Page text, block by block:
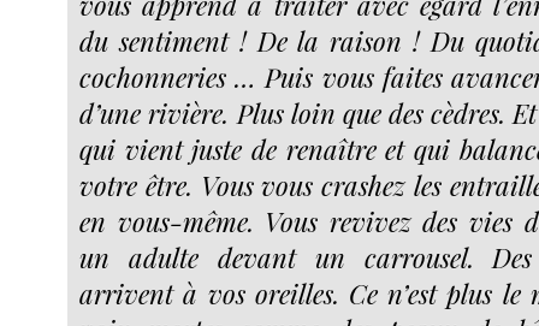
du sentiment ! De la raison ! Du
cochonneries … Puis vous faites
d’une rivière. Plus loin que des cèdres.
qui vient juste de renaître et qui
votre être. Vous vous crashez les
en vous-même. Vous revivez des vies
un adulte devant un carrousel.
arrivent à vos oreilles. Ce n’est plus le